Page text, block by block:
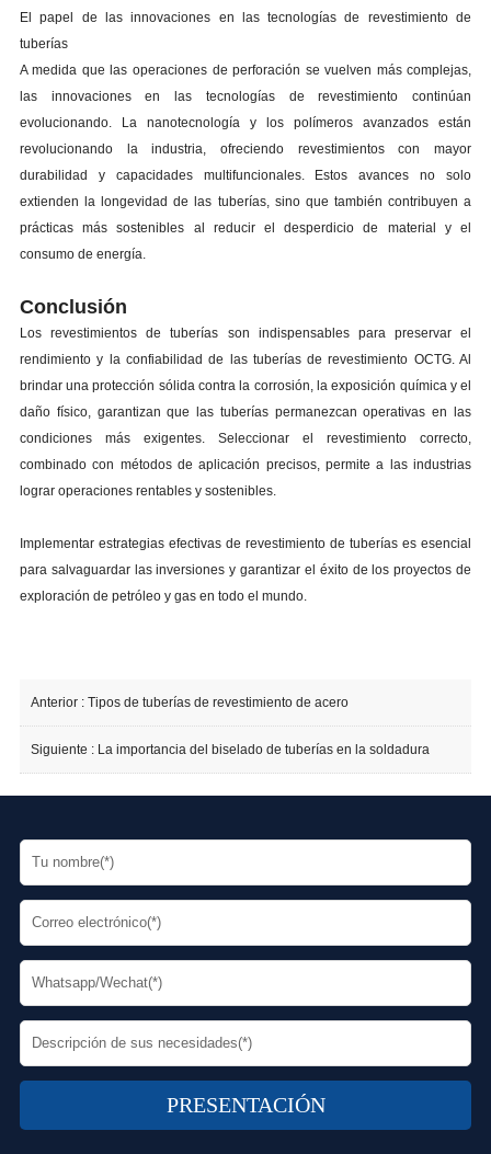
El papel de las innovaciones en las tecnologías de revestimiento de
tuberías
A medida que las operaciones de perforación se vuelven más complejas,
las innovaciones en las tecnologías de revestimiento continúan
evolucionando. La nanotecnología y los polímeros avanzados están
revolucionando la industria, ofreciendo revestimientos con mayor
durabilidad y capacidades multifuncionales. Estos avances no solo
extienden la longevidad de las tuberías, sino que también contribuyen a
prácticas más sostenibles al reducir el desperdicio de material y el
consumo de energía.
Conclusión
Los revestimientos de tuberías son indispensables para preservar el
rendimiento y la confiabilidad de las tuberías de revestimiento OCTG. Al
brindar una protección sólida contra la corrosión, la exposición química y el
daño físico, garantizan que las tuberías permanezcan operativas en las
condiciones más exigentes. Seleccionar el revestimiento correcto,
combinado con métodos de aplicación precisos, permite a las industrias
lograr operaciones rentables y sostenibles.
Implementar estrategias efectivas de revestimiento de tuberías es esencial
para salvaguardar las inversiones y garantizar el éxito de los proyectos de
exploración de petróleo y gas en todo el mundo.
Anterior : Tipos de tuberías de revestimiento de acero
Siguiente : La importancia del biselado de tuberías en la soldadura